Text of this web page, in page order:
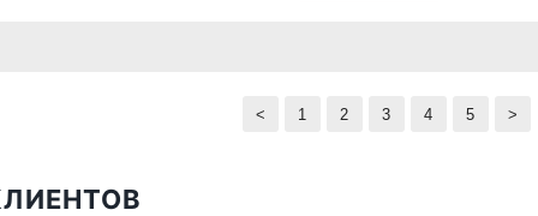
< 1 2 3 4 5 >